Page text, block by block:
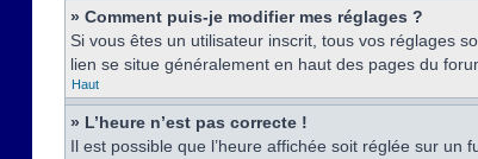
» Comment puis-je modifier mes réglages ?
Si vous êtes un utilisateur inscrit, tous vos réglages
lien se situe généralement en haut des pages du
Haut
» L’heure n’est pas correcte !
Il est possible que l’heure affichée soit réglée sur